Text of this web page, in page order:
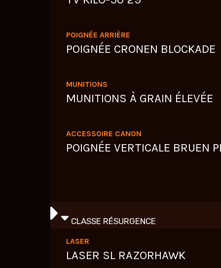
POIGNÉE ARRIÈRE
POIGNÉE CRONEN BLOCKADE
MUNITIONS
MUNITIONS À GRAIN ÉLEVÉE
ACCESSOIRE CANON
POIGNÉE VERTICALE BRUEN
CLASSE RÉSURGENCE
LASER
LASER SL RAZORHAWK